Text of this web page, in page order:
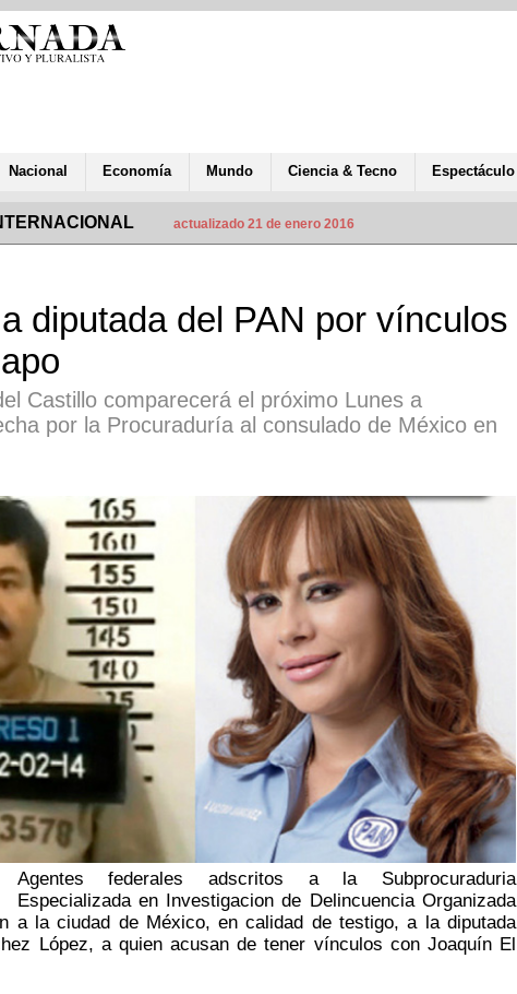
Nacional Economía Mundo Ciencia & Tecno Espectáculo
actualizado 21 de enero 2016
diputada del PAN por vínculos
Castillo comparecerá el próximo Lunes a
por la Procuraduría al consulado de México en
Agentes federales adscritos a la Subprocuraduria
Especializada en Investigacion de Delincuencia Organizada
a la ciudad de México, en calidad de testigo, a la diputada
López, a quien acusan de tener vínculos con Joaquín El